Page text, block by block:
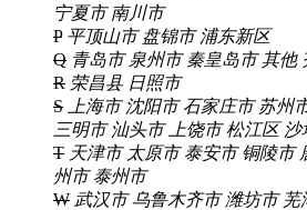
宁夏市 南川市
P 平顶山市 盘锦市 浦东新区
Q 青岛市 泉州市 秦皇岛市 其他
R 荣昌县 日照市
S
上海市 沈阳市 石家庄市 苏州
三明市 汕头市 上饶市 松江区 沙
T 天津市 太原市 泰安市 铜陵市
州市 泰州市
W 武汉市 乌鲁木齐市 潍坊市 芜